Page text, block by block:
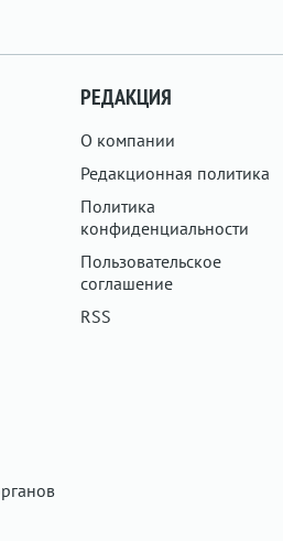
РЕДАКЦИЯ
О компании
Редакционная политика
Политика
конфиденциальности
Пользовательское
соглашение
RSS